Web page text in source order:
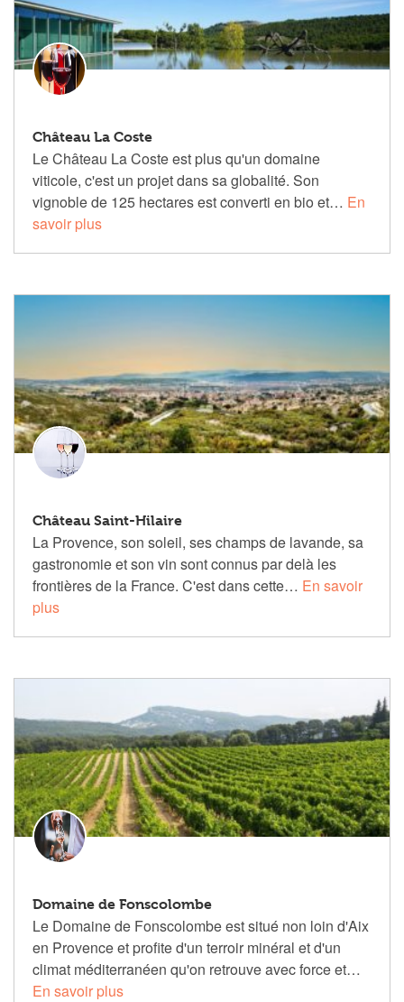
Château La Coste
Le Château La Coste est plus qu'un domaine
viticole, c'est un projet dans sa globalité. Son
vignoble de 125 hectares est converti en bio et… En
savoir plus
Château Saint-Hilaire
La Provence, son soleil, ses champs de lavande, sa
gastronomie et son vin sont connus par delà les
frontières de la France. C'est dans cette… En savoir
plus
Domaine de Fonscolombe
Le Domaine de Fonscolombe est situé non loin d'Aix
en Provence et profite d'un terroir minéral et d'un
climat méditerranéen qu'on retrouve avec force et…
En savoir plus